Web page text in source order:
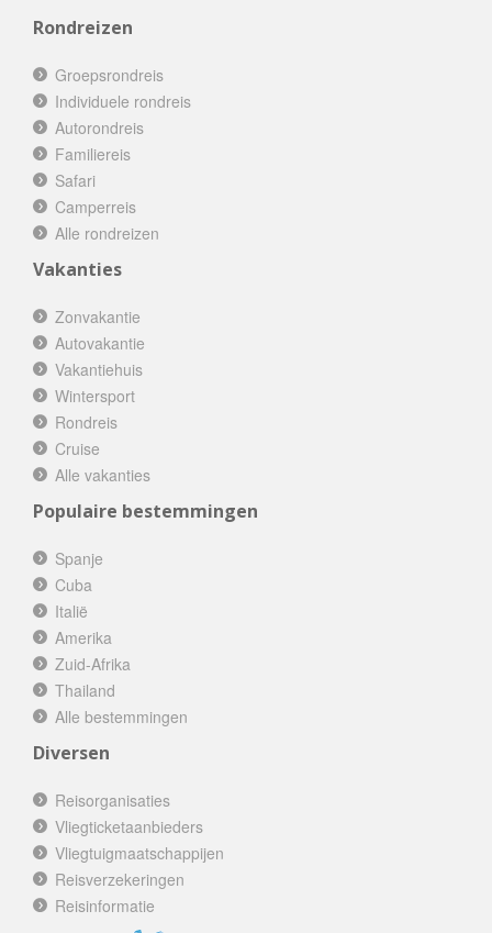
Rondreizen
Groepsrondreis
Individuele rondreis
Autorondreis
Familiereis
Safari
Camperreis
Alle rondreizen
Vakanties
Zonvakantie
Autovakantie
Vakantiehuis
Wintersport
Rondreis
Cruise
Alle vakanties
Populaire bestemmingen
Spanje
Cuba
Italië
Amerika
Zuid-Afrika
Thailand
Alle bestemmingen
Diversen
Reisorganisaties
Vliegticketaanbieders
Vliegtuigmaatschappijen
Reisverzekeringen
Reisinformatie